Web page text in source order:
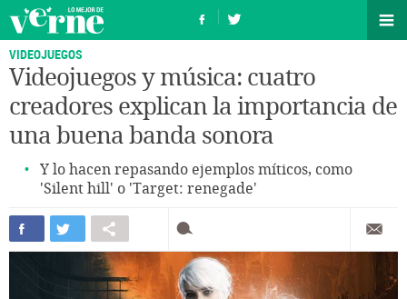
VIDEOJUEGOS
Videojuegos y música: cuatro
creadores explican la importancia de
una buena banda sonora
Y lo hacen repasando ejemplos míticos, como
'Silent hill' o 'Target: renegade'